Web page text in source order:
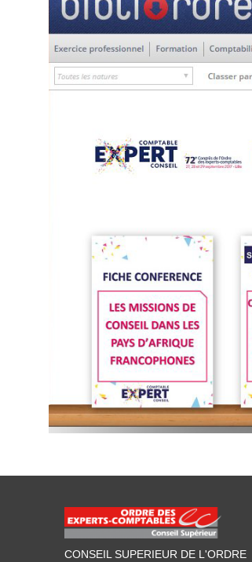
CONSEIL SUPERIEUR DE L'ORDRE